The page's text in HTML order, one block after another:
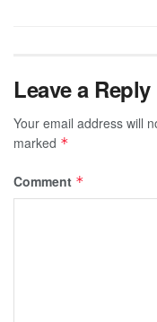
Leave a Reply
Your email address will
marked *
Comment *